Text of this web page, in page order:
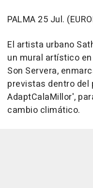
PALMA 25 Jul.
El artista urbano
un mural artístico
Son Servera,
previstas dentro del
AdaptCalaMillor',
cambio climático.